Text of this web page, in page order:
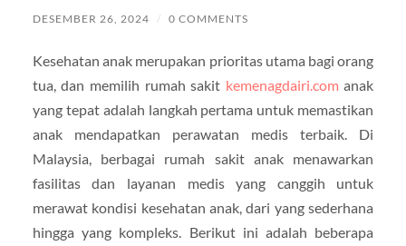
DESEMBER 26, 2024 / 0 COMMENTS
Kesehatan anak merupakan prioritas utama bagi orang
tua, dan memilih rumah sakit kemenagdairi.com anak
yang tepat adalah langkah pertama untuk memastikan
anak mendapatkan perawatan medis terbaik. Di
Malaysia, berbagai rumah sakit anak menawarkan
fasilitas dan layanan medis yang canggih untuk
merawat kondisi kesehatan anak, dari yang sederhana
hingga yang kompleks. Berikut ini adalah beberapa